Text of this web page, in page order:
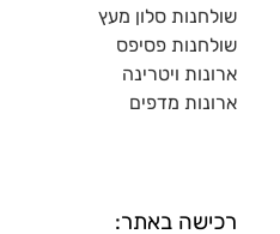
שולחנות סלון מעץ
שולחנות פסיפס
ארונות ויטרינה
ארונות מדפים
רכישה באתר: